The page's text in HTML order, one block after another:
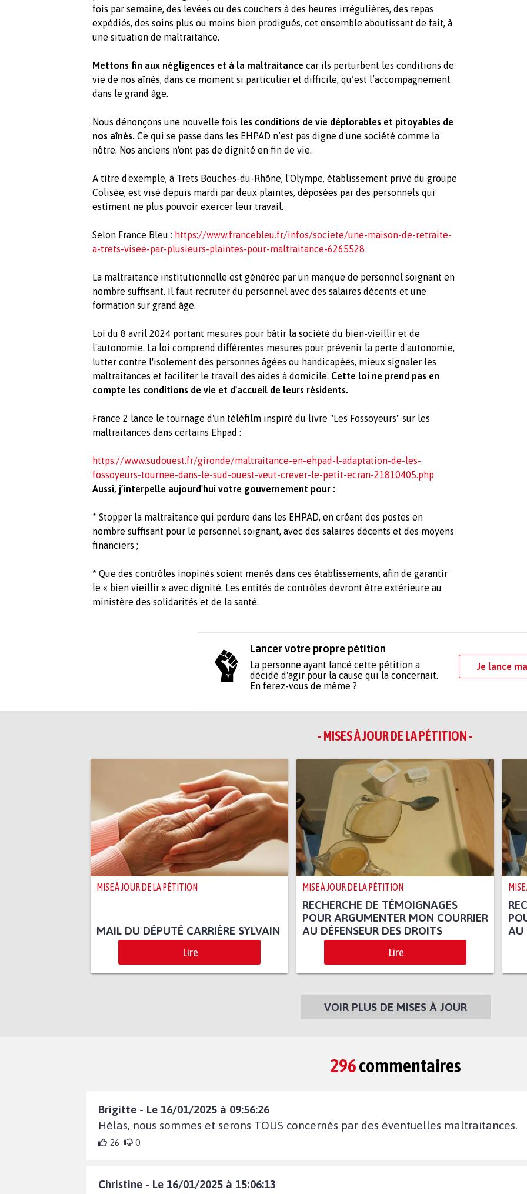
fois par semaine, des levées ou des couchers à des heures irrégulières, des repas
expédiés, des soins plus ou moins bien prodigués, cet ensemble aboutissant de fait, à
une situation de maltraitance.
Mettons fin aux négligences et à la maltraitance car ils perturbent les conditions de
vie de nos aînés, dans ce moment si particulier et difficile, qu’est l’accompagnement
dans le grand âge.
Nous dénonçons une nouvelle fois les conditions de vie déplorables et pitoyables de
nos aînés. Ce qui se passe dans les EHPAD n’est pas digne d'une société comme la
nôtre. Nos anciens n'ont pas de dignité en fin de vie.
A titre d'exemple, à Trets Bouches-du-Rhône, l'Olympe, établissement privé du groupe
Colisée, est visé depuis mardi par deux plaintes, déposées par des personnels qui
estiment ne plus pouvoir exercer leur travail.
Selon France Bleu : https://www.francebleu.fr/infos/societe/une-maison-de-retraite-
a-trets-visee-par-plusieurs-plaintes-pour-maltraitance-6265528
La maltraitance institutionnelle est générée par un manque de personnel soignant en
nombre suffisant. Il faut recruter du personnel avec des salaires décents et une
formation sur grand âge.
Loi du 8 avril 2024 portant mesures pour bâtir la société du bien-vieillir et de
l'autonomie. La loi comprend différentes mesures pour prévenir la perte d'autonomie,
lutter contre l'isolement des personnes âgées ou handicapées, mieux signaler les
maltraitances et faciliter le travail des aides à domicile. Cette loi ne prend pas en
compte les conditions de vie et d'accueil de leurs résidents.
France 2 lance le tournage d'un téléfilm inspiré du livre "Les Fossoyeurs" sur les
maltraitances dans certains Ehpad :
https://www.sudouest.fr/gironde/maltraitance-en-ehpad-l-adaptation-de-les-
fossoyeurs-tournee-dans-le-sud-ouest-veut-crever-le-petit-ecran-21810405.php
Aussi, j’interpelle aujourd'hui votre gouvernement pour :
* Stopper la maltraitance qui perdure dans les EHPAD, en créant des postes en
nombre suffisant pour le personnel soignant, avec des salaires décents et des moyens
financiers ;
* Que des contrôles inopinés soient menés dans ces établissements, afin de garantir
le « bien vieillir » avec dignité. Les entités de contrôles devront être extérieure au
ministère des solidarités et de la santé.
Lancer votre propre pétition
La personne ayant lancé cette pétition a
décidé d'agir pour la cause qui la concernait.
En ferez-vous de même ?
Je lance
- MISES À JOUR DE LA PÉTITION -
MISE À JOUR DE LA PÉTITION
MAIL DU DÉPUTÉ CARRIÈRE SYLVAIN
Lire
MISE À JOUR DE LA PÉTITION
RECHERCHE DE TÉMOIGNAGES
POUR ARGUMENTER MON COURRIER
AU DÉFENSEUR DES DROITS
Lire
AU
VOIR PLUS DE MISES À JOUR
296commentaires
Brigitte - Le 16/01/2025 à 09:56:26
Hélas, nous sommes et serons TOUS concernés par des éventuelles maltraitances.
26 0
Christine - Le 16/01/2025 à 15:06:13